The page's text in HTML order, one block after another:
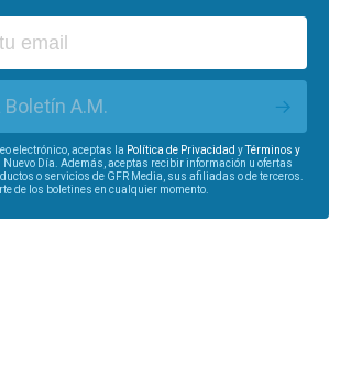
A.M.
electrónico, aceptas la Política de Privacidad yTérminos y
Nuevo Día. Además, aceptas recibir información u ofertas
o servicios de GFR Media, sus afiliadas o de terceros.
de los boletines en cualquier momento.